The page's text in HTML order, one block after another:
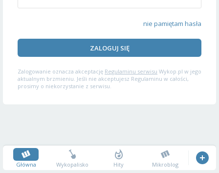
nie pamiętam hasła
ZALOGUJ SIĘ
Zalogowanie oznacza akceptację Regulaminu serwisu Wykop.pl w jego
aktualnym brzmieniu. Jeśli nie akceptujesz Regulaminu w całości,
prosimy o niekorzystanie z serwisu.
Główna Wykopalisko Hity Mikroblog